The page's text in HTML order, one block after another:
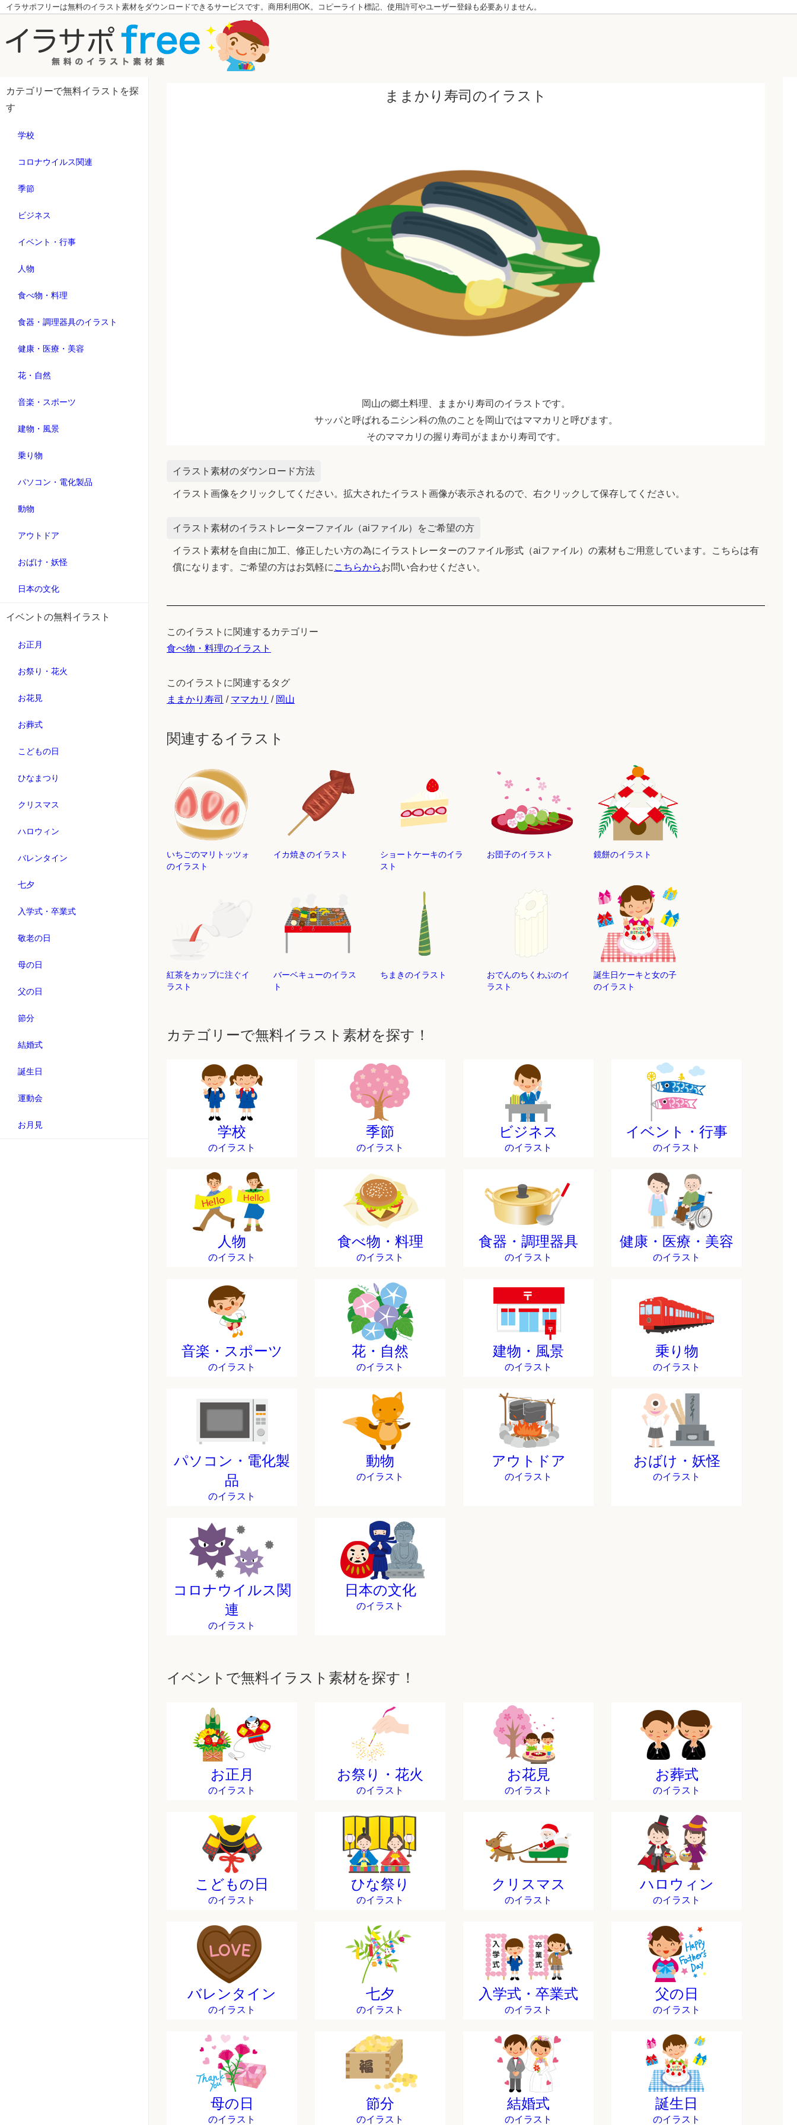
イラサポフリーは無料のイラスト素材をダウンロードできるサービスです。商用利用OK。コピーライト標記、使用許可やユーザー登録も必要ありません。
カテゴリーで無料イラストを探
す
学校
コロナウイルス関連
季節
ビジネス
イベント・行事
人物
食べ物・料理
食器・調理器具のイラスト
健康・医療・美容
花・自然
音楽・スポーツ
建物・風景
乗り物
パソコン・電化製品
動物
アウトドア
おばけ・妖怪
日本の文化
イベントの無料イラスト
お正月
お祭り・花火
お花見
お葬式
こどもの日
ひなまつり
クリスマス
ハロウィン
バレンタイン
七夕
入学式・卒業式
敬老の日
母の日
父の日
節分
結婚式
誕生日
運動会
お月見
ままかり寿司のイラスト
岡山の郷土料理、ままかり寿司のイラストです。
サッパと呼ばれるニシン科の魚のことを岡山ではママカリと呼びます。
そのママカリの握り寿司がままかり寿司です。
イラスト素材のダウンロード方法
イラスト画像をクリックしてください。拡大されたイラスト画像が表示されるので、右クリックして保存してください。
イラスト素材のイラストレーターファイル（aiファイル）をご希望の方
イラスト素材を自由に加工、修正したい方の為にイラストレーターのファイル形式（aiファイル）の素材もご用意しています。こちらは有
償になります。ご希望の方はお気軽に こちらからお問い合わせください。
このイラストに関連するカテゴリー
食べ物・料理のイラスト
このイラストに関連するタグ
ままかり寿司 / ママカリ / 岡山
関連するイラスト
いちごのマリトッツォ
のイラスト
イカ焼きのイラスト
ショートケーキのイラ
スト
お団子のイラスト 鏡餅のイラスト
紅茶をカップに注ぐイ
ラスト
バーベキューのイラス
ト
ちまきのイラスト
おでんのちくわぶのイ
ラスト
誕生日ケーキと女の子
のイラスト
カテゴリーで無料イラスト素材を探す！
学校
のイラスト
季節
のイラスト
ビジネス
のイラスト
イベント・行事
のイラスト
人物
のイラスト
食べ物・料理
のイラスト
食器・調理器具
のイラスト
健康・医療・美容
のイラスト
音楽・スポーツ
のイラスト
花・自然
のイラスト
建物・風景
のイラスト
乗り物
のイラスト
パソコン・電化製
品
のイラスト
動物
のイラスト
アウトドア
のイラスト
おばけ・妖怪
のイラスト
コロナウイルス関
連
のイラスト
日本の文化
のイラスト
イベントで無料イラスト素材を探す！
お正月
のイラスト
お祭り・花火
のイラスト
お花見
のイラスト
お葬式
のイラスト
こどもの日
のイラスト
ひな祭り
のイラスト
クリスマス
のイラスト
ハロウィン
のイラスト
バレンタイン
のイラスト
七夕
のイラスト
入学式・卒業式
のイラスト
父の日
のイラスト
母の日
のイラスト
節分
のイラスト
結婚式
のイラスト
誕生日
のイラスト